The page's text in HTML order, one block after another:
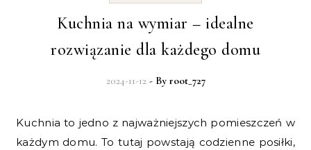
Kuchnia na wymiar – idealne
rozwiązanie dla każdego domu
2024-11-12 - By root_727
Kuchnia to jedno z najważniejszych pomieszczeń w
każdym domu. To tutaj powstają codzienne posiłki,